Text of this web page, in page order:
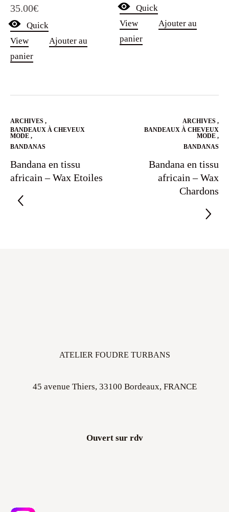
35.00€
Quick
View
Ajouter au
panier
Quick
View
Ajouter au
panier
ARCHIVES ,
BANDEAUX À CHEVEUX
MODE ,
BANDANAS
Bandana en tissu
africain – Wax Etoiles
ARCHIVES ,
BANDEAUX À CHEVEUX
MODE ,
BANDANAS
Bandana en tissu
africain – Wax
Chardons
ATELIER FOUDRE TURBANS
45 avenue Thiers, 33100 Bordeaux, FRANCE
Ouvert sur rdv